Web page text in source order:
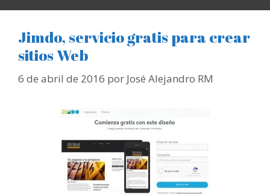
Jimdo, servicio gratis para crear
sitios Web
6 de abril de 2016 por José Alejandro RM